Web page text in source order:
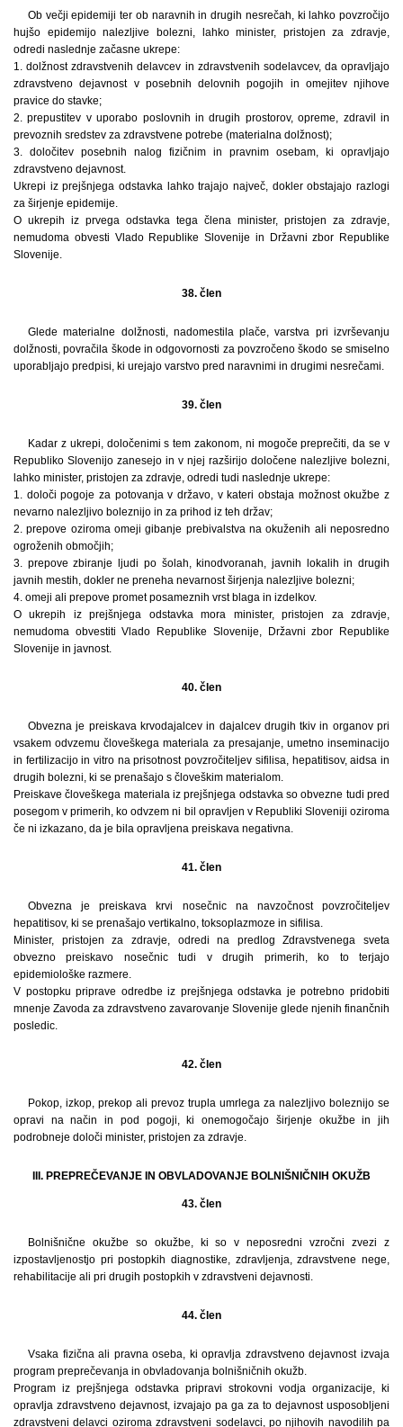
Ob večji epidemiji ter ob naravnih in drugih nesrečah, ki lahko povzročijo
hujšo epidemijo nalezljive bolezni, lahko minister, pristojen za zdravje,
odredi naslednje začasne ukrepe:
1. dolžnost zdravstvenih delavcev in zdravstvenih sodelavcev, da opravljajo
zdravstveno dejavnost v posebnih delovnih pogojih in omejitev njihove
pravice do stavke;
2. prepustitev v uporabo poslovnih in drugih prostorov, opreme, zdravil in
prevoznih sredstev za zdravstvene potrebe (materialna dolžnost);
3. določitev posebnih nalog fizičnim in pravnim osebam, ki opravljajo
zdravstveno dejavnost.
Ukrepi iz prejšnjega odstavka lahko trajajo največ, dokler obstajajo razlogi
za širjenje epidemije.
O ukrepih iz prvega odstavka tega člena minister, pristojen za zdravje,
nemudoma obvesti Vlado Republike Slovenije in Državni zbor Republike
Slovenije.
38. člen
Glede materialne dolžnosti, nadomestila plače, varstva pri izvrševanju
dolžnosti, povračila škode in odgovornosti za povzročeno škodo se smiselno
uporabljajo predpisi, ki urejajo varstvo pred naravnimi in drugimi nesrečami.
39. člen
Kadar z ukrepi, določenimi s tem zakonom, ni mogoče preprečiti, da se v
Republiko Slovenijo zanesejo in v njej razširijo določene nalezljive bolezni,
lahko minister, pristojen za zdravje, odredi tudi naslednje ukrepe:
1. določi pogoje za potovanja v državo, v kateri obstaja možnost okužbe z
nevarno nalezljivo boleznijo in za prihod iz teh držav;
2. prepove oziroma omeji gibanje prebivalstva na okuženih ali neposredno
ogroženih območjih;
3. prepove zbiranje ljudi po šolah, kinodvoranah, javnih lokalih in drugih
javnih mestih, dokler ne preneha nevarnost širjenja nalezljive bolezni;
4. omeji ali prepove promet posameznih vrst blaga in izdelkov.
O ukrepih iz prejšnjega odstavka mora minister, pristojen za zdravje,
nemudoma obvestiti Vlado Republike Slovenije, Državni zbor Republike
Slovenije in javnost.
40. člen
Obvezna je preiskava krvodajalcev in dajalcev drugih tkiv in organov pri
vsakem odvzemu človeškega materiala za presajanje, umetno inseminacijo
in fertilizacijo in vitro na prisotnost povzročiteljev sifilisa, hepatitisov, aidsa in
drugih bolezni, ki se prenašajo s človeškim materialom.
Preiskave človeškega materiala iz prejšnjega odstavka so obvezne tudi pred
posegom v primerih, ko odvzem ni bil opravljen v Republiki Sloveniji oziroma
če ni izkazano, da je bila opravljena preiskava negativna.
41. člen
Obvezna je preiskava krvi nosečnic na navzočnost povzročiteljev
hepatitisov, ki se prenašajo vertikalno, toksoplazmoze in sifilisa.
Minister, pristojen za zdravje, odredi na predlog Zdravstvenega sveta
obvezno preiskavo nosečnic tudi v drugih primerih, ko to terjajo
epidemiološke razmere.
V postopku priprave odredbe iz prejšnjega odstavka je potrebno pridobiti
mnenje Zavoda za zdravstveno zavarovanje Slovenije glede njenih finančnih
posledic.
42. člen
Pokop, izkop, prekop ali prevoz trupla umrlega za nalezljivo boleznijo se
opravi na način in pod pogoji, ki onemogočajo širjenje okužbe in jih
podrobneje določi minister, pristojen za zdravje.
III. PREPREČEVANJE IN OBVLADOVANJE BOLNIŠNIČNIH OKUŽB
43. člen
Bolnišnične okužbe so okužbe, ki so v neposredni vzročni zvezi z
izpostavljenostjo pri postopkih diagnostike, zdravljenja, zdravstvene nege,
rehabilitacije ali pri drugih postopkih v zdravstveni dejavnosti.
44. člen
Vsaka fizična ali pravna oseba, ki opravlja zdravstveno dejavnost izvaja
program preprečevanja in obvladovanja bolnišničnih okužb.
Program iz prejšnjega odstavka pripravi strokovni vodja organizacije, ki
opravlja zdravstveno dejavnost, izvajajo pa ga za to dejavnost usposobljeni
zdravstveni delavci oziroma zdravstveni sodelavci, po njihovih navodilih pa